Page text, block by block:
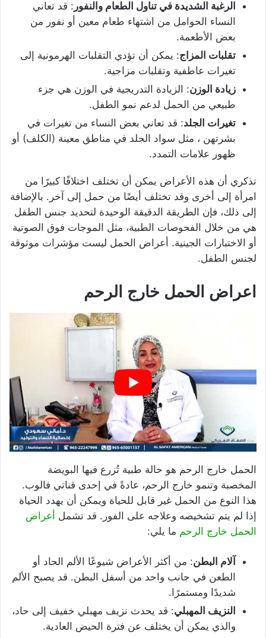
الرغبة الشديدة في تناول الطعام والنفور : قد تعاني
النساء الحوامل من اشتهاء طعام معين أو نفور من
بعض الأطعمة.
تقلبات المزاج: يمكن أن تؤدي التقلبات الهرمونية إلى
تغيرات عاطفية وتقلبات مزاجية.
زيادة الوزن: الزيادة التدريجية في الوزن هي جزء
طبيعي من الحمل لدعم نمو الطفل.
تغيرات الجلد: قد تعاني بعض النساء من تغيرات في
بشرتهن ، مثل سواد الجلد في مناطق معينة (الكلف) أو
ظهور علامات التمدد.
تذكري أن هذه الأعراض يمكن أن تختلف اختلافًا كبيرًا من
امرأة إلى أخرى وقد تختلف أيضًا من حمل إلى آخر. بالإضافة
إلى ذلك، فإن الطريقة الدقيقة الوحيدة لتحديد جنس الطفل
هي من خلال الفحوصات الطبية، مثل الموجات فوق الصوتية
أو الاختبارات الجينية. أعراض الحمل ليست مؤشرات موثوقة
لجنس الطفل.
اعراض الحمل خارج الرحم
الحمل خارج الرحم هو حالة طبية تُزرع فيها البويضة
المخصبة وتنمو خارج الرحم، عادةً في إحدى قناتي فالوب.
هذا النوع من الحمل غير قابل للحياة ويمكن أن يهدد الحياة
إذا لم يتم تشخيصه وعلاجه على الفور. قد تشمل أعراض
الحمل خارج الرحم ما يلي:
آلام البطن: من أكثر الأعراض شيوعًا الألم الحاد أو
الطعن في جانب واحد من أسفل البطن. قد يصبح الألم
شديدًا ومستمرًا.
النزيف المهبلي: قد يحدث نزيف مهبلي خفيف إلى حاد،
والذي يمكن أن يختلف عن فترة الحيض العادية.